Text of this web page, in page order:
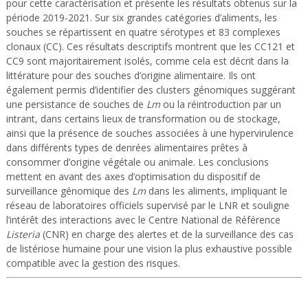
pour cette caractérisation et présente les résultats obtenus sur la
période 2019-2021. Sur six grandes catégories d’aliments, les
souches se répartissent en quatre sérotypes et 83 complexes
clonaux (CC). Ces résultats descriptifs montrent que les CC121 et
CC9 sont majoritairement isolés, comme cela est décrit dans la
littérature pour des souches d’origine alimentaire. Ils ont
également permis d’identifier des clusters génomiques suggérant
une persistance de souches de Lm ou la réintroduction par un
intrant, dans certains lieux de transformation ou de stockage,
ainsi que la présence de souches associées à une hypervirulence
dans différents types de denrées alimentaires prêtes à
consommer d’origine végétale ou animale. Les conclusions
mettent en avant des axes d’optimisation du dispositif de
surveillance génomique des Lm dans les aliments, impliquant le
réseau de laboratoires officiels supervisé par le LNR et souligne
l’intérêt des interactions avec le Centre National de Référence
Listeria (CNR) en charge des alertes et de la surveillance des cas
de listériose humaine pour une vision la plus exhaustive possible
compatible avec la gestion des risques.